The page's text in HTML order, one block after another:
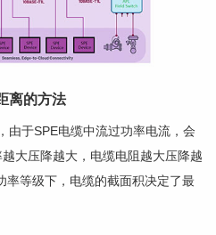
离的方法
由于SPE电缆中流过功率电流，会
大压降越大，电缆电阻越大压降越
率等级下，电缆的截面积决定了最